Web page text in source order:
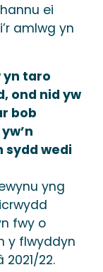
ei
amlwg yn
yn taro
ond nid yw
bob
sydd wedi
yng
fwy o
y flwyddyn
22.